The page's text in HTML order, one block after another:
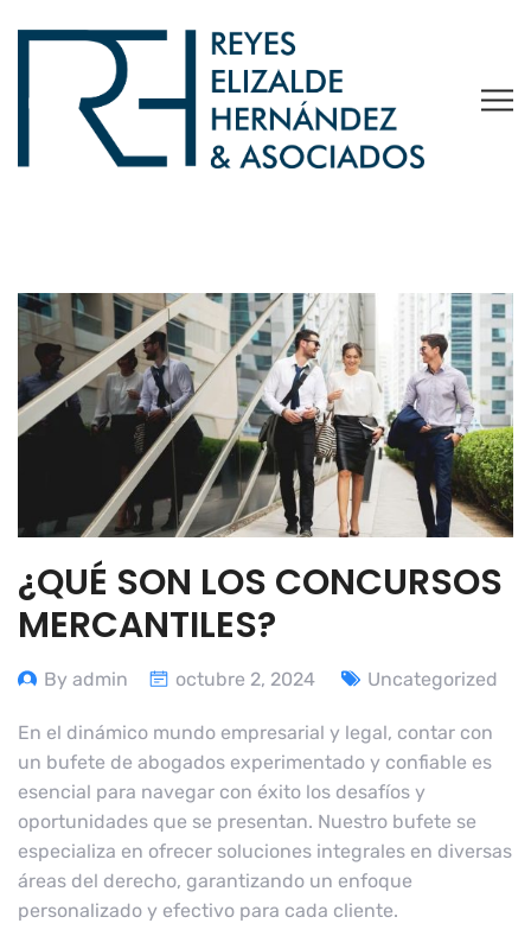
¿QUÉ SON LOS CONCURSOS
MERCANTILES?
By admin octubre 2, 2024 Uncategorized
En el dinámico mundo empresarial y legal, contar con
un bufete de abogados experimentado y confiable es
esencial para navegar con éxito los desafíos y
oportunidades que se presentan. Nuestro bufete se
especializa en ofrecer soluciones integrales en diversas
áreas del derecho, garantizando un enfoque
personalizado y efectivo para cada cliente.